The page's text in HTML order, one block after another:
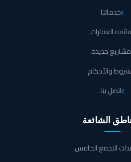
خدماتنا
قائمة العقارات
مشاريع جديدة
والأحكام
اتصل بنا
الشائعة
التجمع الخامس